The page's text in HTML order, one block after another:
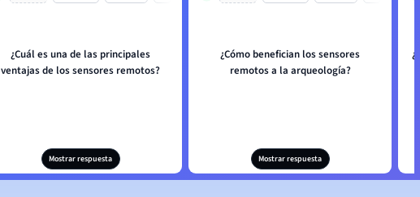
¿Cuál es una de las principales
ventajas de los sensores remotos?
Mostrar respuesta
¿Cómo benefician los sensores
remotos a la arqueología?
Mostrar respuesta